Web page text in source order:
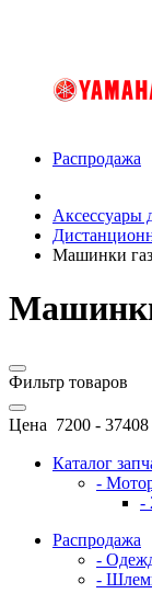
Распродажа
Аксессуары
Машинки
Фильтр товаров
Цена 7200 - 37408
Каталог
-
-
Распродажа
-
-